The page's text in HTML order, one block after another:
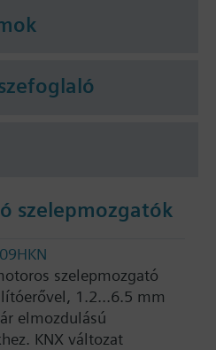
szelepmozgatók
szelepmozgató
1.2...6.5 mm
elmozdulású
KNX változat